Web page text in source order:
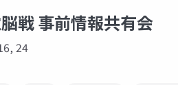
戦 事前情報共有会
24